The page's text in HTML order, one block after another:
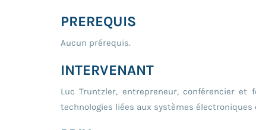
PREREQUIS
Aucun prérequis.
INTERVENANT
Luc Truntzler, entrepreneur, conférencier et
technologies liées aux systèmes électroniques